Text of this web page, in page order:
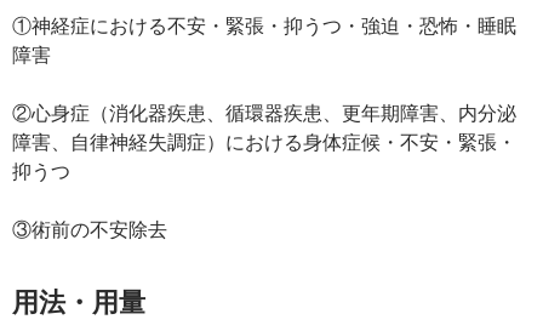
①神経症における不安・緊張・抑うつ・強迫・恐怖・睡眠
障害
②心身症（消化器疾患、循環器疾患、更年期障害、内分泌
障害、自律神経失調症）における身体症候・不安・緊張・
抑うつ
③術前の不安除去
用法・用量